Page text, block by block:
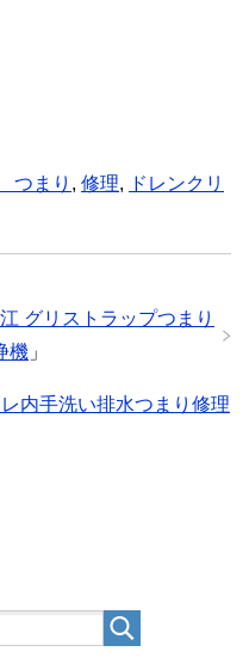
つまり , 修理, ドレンクリ
グリストラップつまり
機 」
内手洗い排水つまり修理